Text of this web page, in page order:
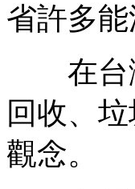
省許多能
在台灣
回收、
觀念。